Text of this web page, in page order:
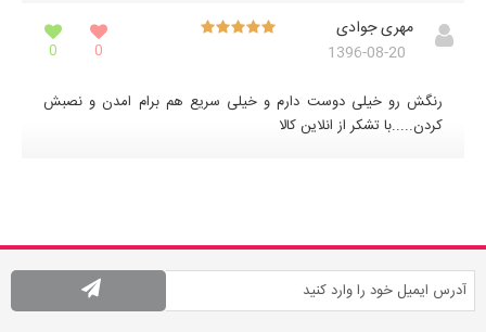
مهری جوادی
1396-08-20
0
0
رنگش رو خیلی دوست دارم و خیلی سریع هم برام امدن و نصبش
کردن.....با تشکر از انلاین کالا